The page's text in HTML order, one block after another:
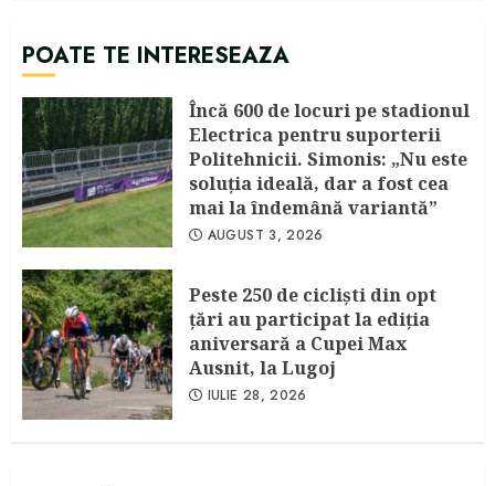
POATE TE INTERESEAZA
Încă 600 de locuri pe stadionul
Electrica pentru suporterii
Politehnicii. Simonis: „Nu este
soluția ideală, dar a fost cea
mai la îndemână variantă”
AUGUST 3, 2026
Peste 250 de cicliști din opt
țări au participat la ediția
aniversară a Cupei Max
Ausnit, la Lugoj
IULIE 28, 2026